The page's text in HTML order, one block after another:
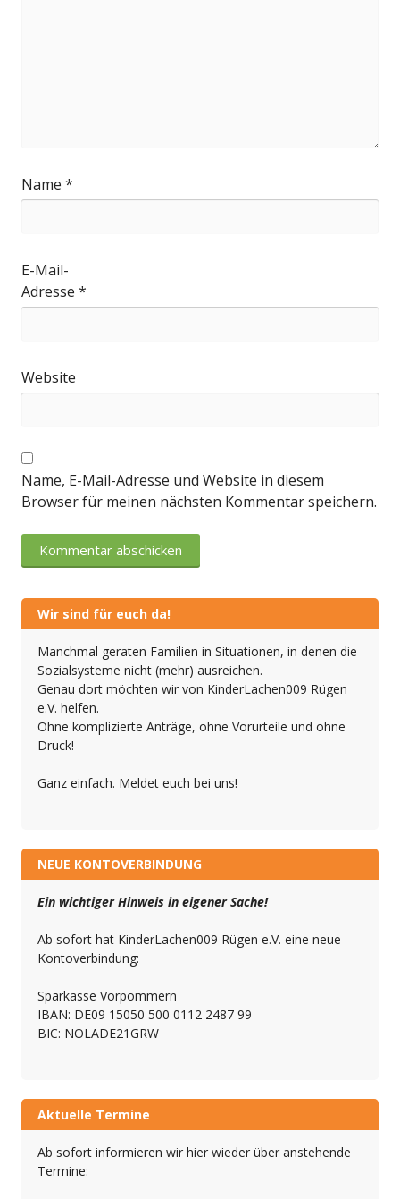
Name *
E-Mail-
Adresse *
Website
Name, E-Mail-Adresse und Website in diesem
Browser für meinen nächsten Kommentar speichern.
Wir sind für euch da!
Manchmal geraten Familien in Situationen, in denen die
Sozialsysteme nicht (mehr) ausreichen.
Genau dort möchten wir von KinderLachen009 Rügen
e.V. helfen.
Ohne komplizierte Anträge, ohne Vorurteile und ohne
Druck!
Ganz einfach. Meldet euch bei uns!
NEUE KONTOVERBINDUNG
Ein wichtiger Hinweis in eigener Sache!
Ab sofort hat KinderLachen009 Rügen e.V. eine neue
Kontoverbindung:
Sparkasse Vorpommern
IBAN: DE09 15050 500 0112 2487 99
BIC: NOLADE21GRW
Aktuelle Termine
Ab sofort informieren wir hier wieder über anstehende
Termine: